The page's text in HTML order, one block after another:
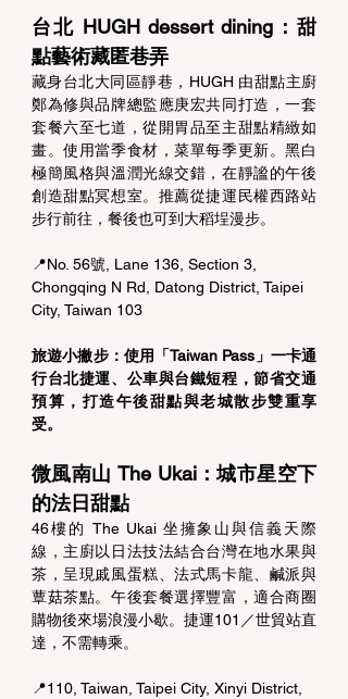
台北 HUGH dessert dining：甜
點藝術藏匿巷弄
藏身台北大同區靜巷，HUGH 由甜點主廚
鄭為修與品牌總監應庚宏共同打造，一套
套餐六至七道，從開胃品至主甜點精緻如
畫。使用當季食材，菜單每季更新。黑白
極簡風格與溫潤光線交錯，在靜謐的午後
創造甜點冥想室。推薦從捷運民權西路站
步行前往，餐後也可到大稻埕漫步。
📍No. 56號, Lane 136, Section 3,
Chongqing N Rd, Datong District, Taipei
City, Taiwan 103
旅遊小撇步：使用「Taiwan Pass」一卡通
行台北捷運、公車與台鐵短程，節省交通
預算，打造午後甜點與老城散步雙重享
受。
微風南山 The Ukai：城市星空下
的法日甜點
46樓的 The Ukai 坐擁象山與信義天際
線，主廚以日法技法結合台灣在地水果與
茶，呈現戚風蛋糕、法式馬卡龍、鹹派與
蕈菇茶點。午後套餐選擇豐富，適合商圈
購物後來場浪漫小歇。捷運101／世貿站直
達，不需轉乘。
📍110, Taiwan, Taipei City, Xinyi District,